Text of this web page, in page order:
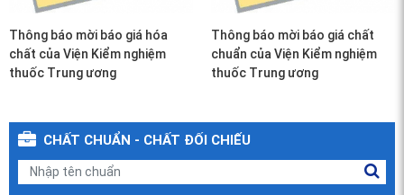
Thông báo mời báo giá hóa
chất của Viện Kiểm nghiệm
thuốc Trung ương
Thông báo mời báo giá chất
chuẩn của Viện Kiểm nghiệm
thuốc Trung ương
CHẤT CHUẨN - CHẤT ĐỐI CHIẾU